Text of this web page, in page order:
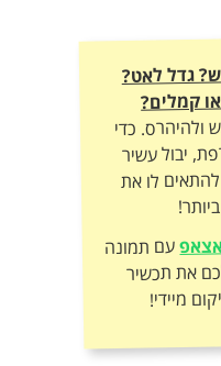
גדל לאט?
קמלים?
ולהיהרס. כדי
יבול עשיר
לו את
עם תמונה
של הצמח – ונתאים לכם את תכשיר
מיידי!